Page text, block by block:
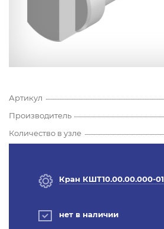
Артикул
Производитель
Количество в узле
Кран КШТ10.00.00.000-01
нет в наличии